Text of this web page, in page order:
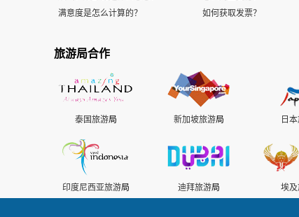
满意度是怎么计算的？
如何获取发票？
旅游局合作
泰国旅游局 新加坡旅游局 日
印度尼西亚旅游局 迪拜旅游局 埃